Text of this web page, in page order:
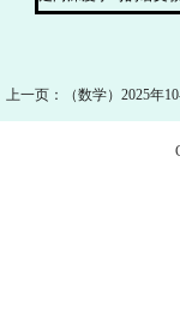
上一页：（数学）2025年